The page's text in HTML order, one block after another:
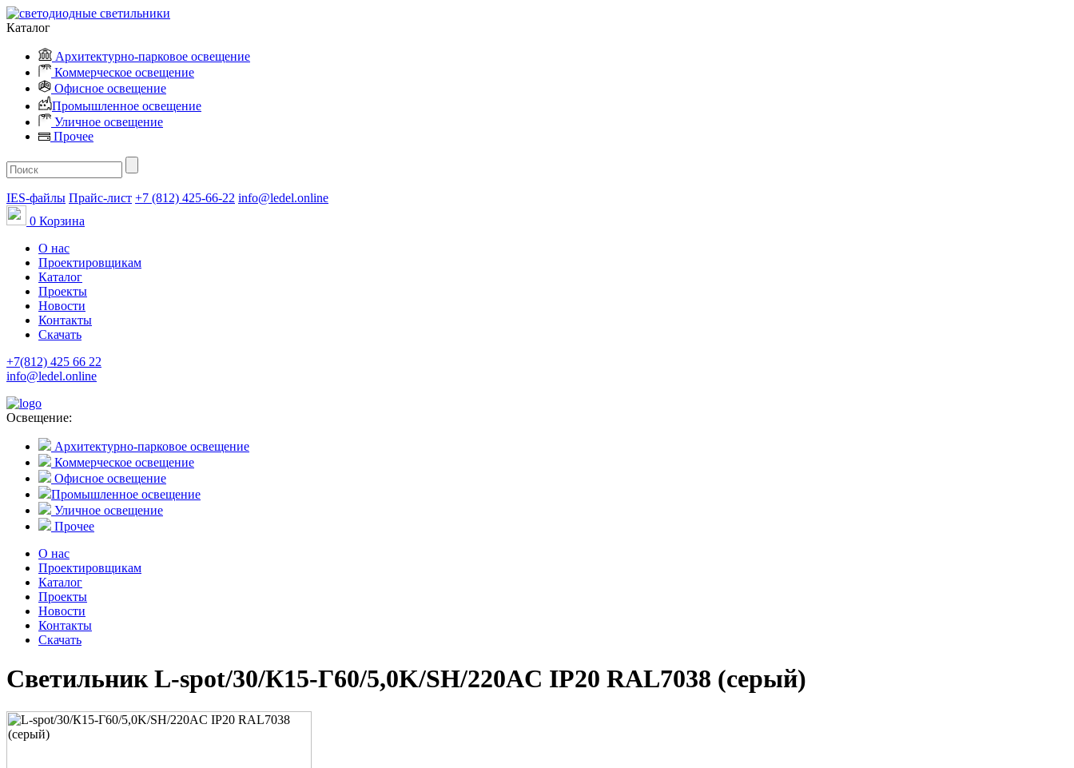
Каталог
Архитектурно-парковое освещение
Коммерческое освещение
Офисное освещение
Промышленное освещение
Уличное освещение
Прочее
IES-файлы Прайс-лист +7 (812) 425-66-22 info@ledel.online
0 Корзина
О нас
Проектировщикам
Каталог
Проекты
Новости
Контакты
Скачать
+7(812) 425 66 22
info@ledel.online
Освещение:
Архитектурно-парковое освещение
Коммерческое освещение
Офисное освещение
Промышленное освещение
Уличное освещение
Прочее
О нас
Проектировщикам
Каталог
Проекты
Новости
Контакты
Скачать
Светильник L-spot/30/К15-Г60/5,0K/SH/220AC IP20 RAL7038 (серый)